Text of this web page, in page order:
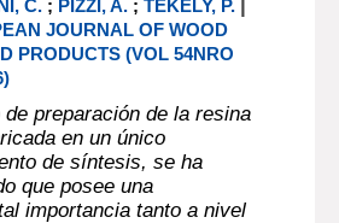
C. ; PIZZI, A. ;TEKELY, P. |
JOURNAL OF WOOD
PRODUCTS (VOL 54NRO
de preparación de la resina
en un único
de síntesis, se ha
que posee una
importancia tanto a nivel